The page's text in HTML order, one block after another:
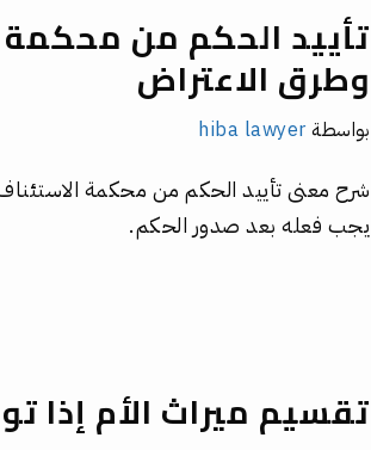
تأييد الحكم من محكمة
وطرق الاعتراض
بواسطةhiba lawyer
شرح معنى تأييد الحكم من محكمة
يجب فعله بعد صدور الحكم.
تقسيم ميراث الأم إذا